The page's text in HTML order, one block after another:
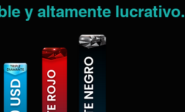
y altamente lucrativo.